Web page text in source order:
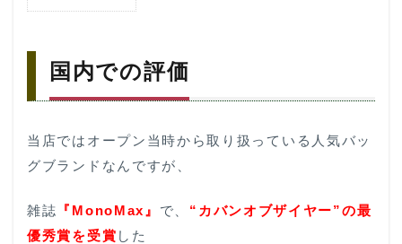
の
2
取
扱
舗
国内での評価
当店ではオープン当時から取り扱っている人気バッ
グブランドなんですが、
雑誌 『MonoMax』 で、 “カバンオブザイヤー”の最
優秀賞を受賞 した